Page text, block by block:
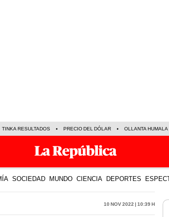
TINKA RESULTADOS PRECIO DEL DÓLAR OLLANTA HUMALA
SOCIEDAD MUNDO CIENCIA DEPORTES
10 Nov 2022 | 10:39 h